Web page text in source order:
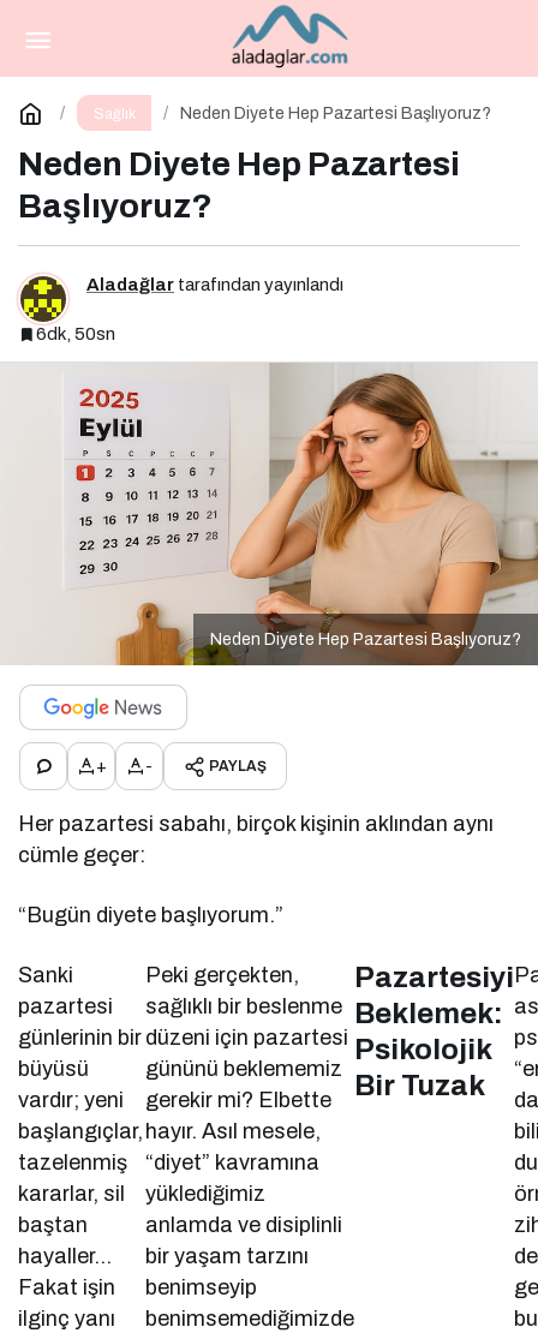
Sağlık Neden Diyete Hep Pazartesi Başlıyoruz?
Neden Diyete Hep Pazartesi
Başlıyoruz?
Aladağlar tarafından yayınlandı
6dk, 50sn
Neden Diyete Hep Pazartesi Başlıyoruz?
+ - PAYLAŞ
Her pazartesi sabahı, birçok kişinin aklından aynı
cümle geçer:
“Bugün diyete başlıyorum.”
Sanki
pazartesi
günlerinin bir
büyüsü
vardır; yeni
başlangıçlar,
tazelenmiş
kararlar, sil
baştan
hayaller…
Fakat işin
ilginç yanı
Peki gerçekten,
sağlıklı bir beslenme
düzeni için pazartesi
gününü beklememiz
gerekir mi? Elbette
hayır. Asıl mesele,
“diyet” kavramına
yüklediğimiz
anlamda ve disiplinli
bir yaşam tarzını
benimseyip
benimsemediğimizde
Pazartesiyi
Beklemek:
Psikolojik
Bir Tuzak
Carnivore Diyeti Yorum Yap